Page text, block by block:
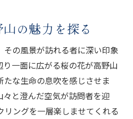
の魅力を探る
の風景が訪れる者に深い印象
り一面に広がる桜の花が高野山
たな生命の息吹を感じさせま
々と澄んだ空気が訪問者を迎
リングを一層楽しませてくれる